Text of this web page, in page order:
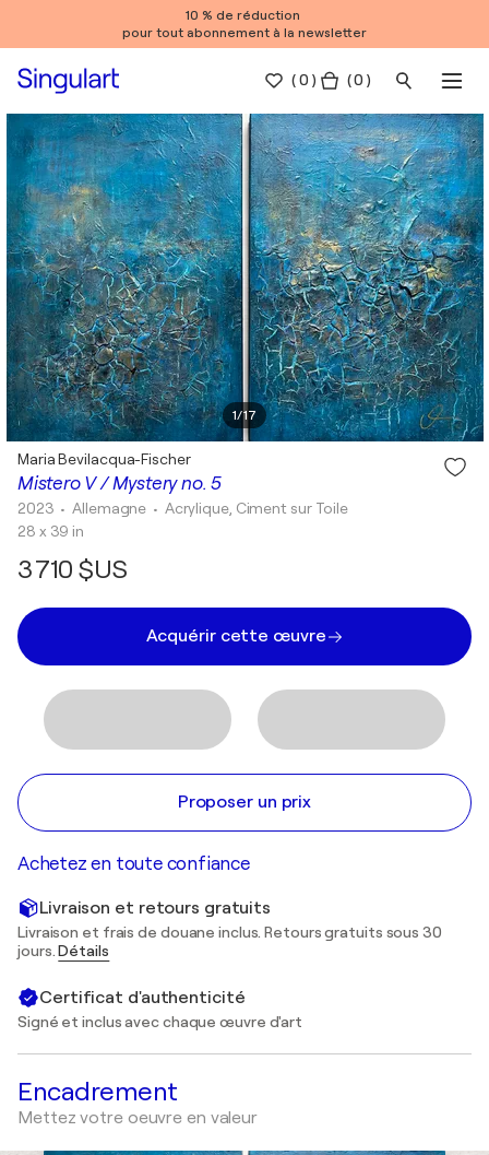
10 % de réduction
pour tout abonnement à la newsletter
(0 ) ( 0 )
1/17
Mistero V / Mystery no. 5
Maria Bevilacqua-Fischer
2023 • Allemagne • Acrylique, Ciment sur Toile
28 x 39 in
3 710 $US
Acquérir cette œuvre
Proposer un prix
Achetez en toute confiance
Livraison et retours gratuits
Livraison et frais de douane inclus. Retours gratuits sous 30
jours.Détails
Certificat d'authenticité
Signé et inclus avec chaque œuvre d'art
Encadrement
Mettez votre oeuvre en valeur